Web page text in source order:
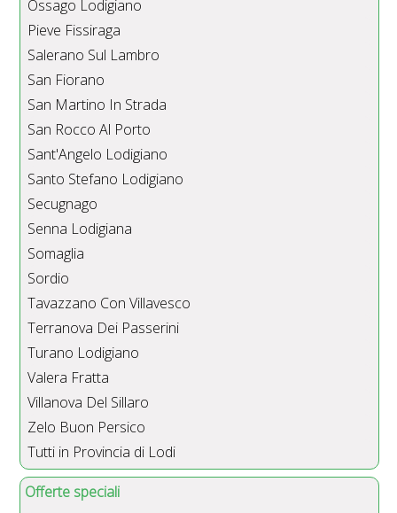
Ossago Lodigiano
Pieve Fissiraga
Salerano Sul Lambro
San Fiorano
San Martino In Strada
San Rocco Al Porto
Sant'Angelo Lodigiano
Santo Stefano Lodigiano
Secugnago
Senna Lodigiana
Somaglia
Sordio
Tavazzano Con Villavesco
Terranova Dei Passerini
Turano Lodigiano
Valera Fratta
Villanova Del Sillaro
Zelo Buon Persico
Tutti in Provincia di Lodi
Offerte speciali